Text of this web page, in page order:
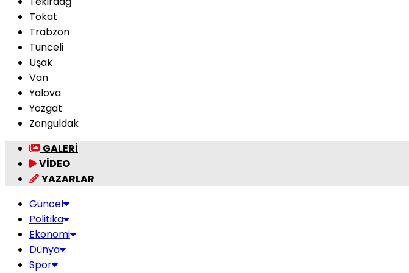
Tokat
Trabzon
Tunceli
Uşak
Van
Yalova
Yozgat
Zonguldak
GALERİ
VİDEO
YAZARLAR
Güncel
Politika
Ekonomi
Dünya
Spor